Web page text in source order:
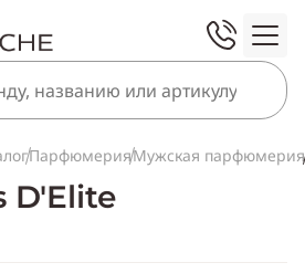
ПарфюмерияМужская парфюмерия
D'Elite